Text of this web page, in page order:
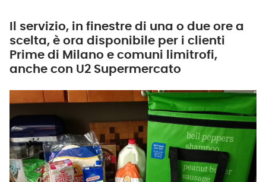
Il servizio, in finestre di una o due ore a
scelta, è ora disponibile per i clienti
Prime di Milano e comuni limitrofi,
anche con U2 Supermercato